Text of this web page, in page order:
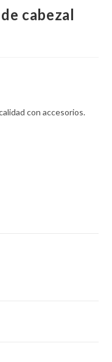
cabezal
con accesorios.